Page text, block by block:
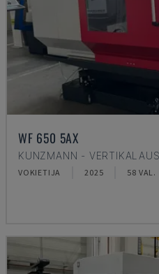
WF 650 5AX
KUNZMANN -
VOKIETIJA 2025 58 VAL.